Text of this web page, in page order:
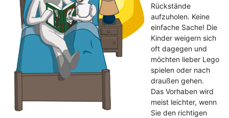
Rückstände
aufzuholen. Keine
einfache Sache! Die
Kinder weigern sich
oft dagegen und
möchten lieber Lego
spielen oder nach
draußen gehen.
Das Vorhaben wird
meist leichter, wenn
Sie den richtigen